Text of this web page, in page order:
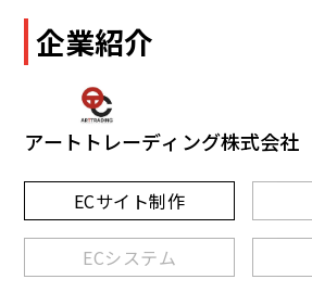
企業紹介
アートトレーディング株式会社
ECサイト制作
ECシステム